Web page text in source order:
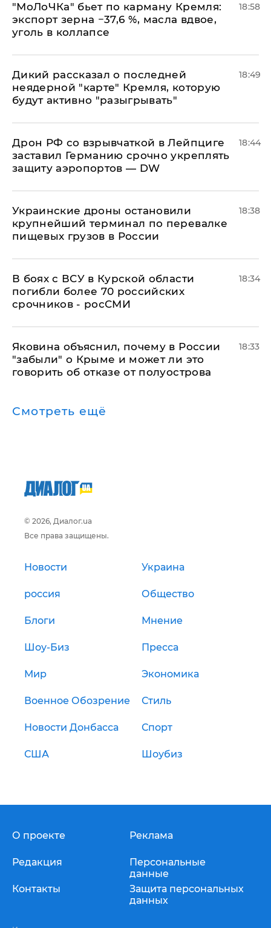
​"МоЛоЧКа" бьет по карману Кремля:
экспорт зерна −37,6 %, масла вдвое,
уголь в коллапсе
18:58
Дикий рассказал о последней
неядерной "карте" Кремля, которую
будут активно "разыгрывать"
18:49
​Дрон РФ со взрывчаткой в Лейпциге
заставил Германию срочно укреплять
защиту аэропортов — DW
18:44
Украинские дроны остановили
крупнейший терминал по перевалке
пищевых грузов в России
18:38
В боях с ВСУ в Курской области
погибли более 70 российских
срочников - росСМИ
18:34
Яковина объяснил, почему в России
"забыли" о Крыме и может ли это
говорить об отказе от полуострова
18:33
Смотреть ещё
© 2026, Диалог.ua
Все права защищены.
Новости Украина
россия Общество
Блоги Мнение
Шоу-Биз Пресса
Мир Экономика
Военное Обозрение Стиль
Новости Донбасса Спорт
США Шоубиз
О проекте
Редакция
Контакты
Реклама
Персональные
данные
Защита персональных
данных